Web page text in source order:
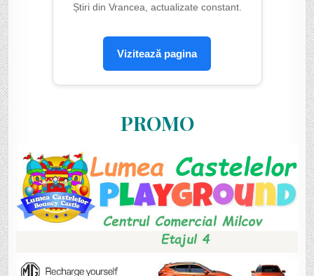
Știri din Vrancea, actualizate constant.
Vizitează pagina
PROMO